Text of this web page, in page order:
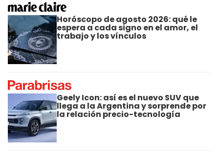
Horóscopo de agosto 2026: qué le
espera a cada signo en el amor, el
trabajo y los vínculos
Geely Icon: así es el nuevo SUV que
llega a la Argentina y sorprende por
la relación precio-tecnología